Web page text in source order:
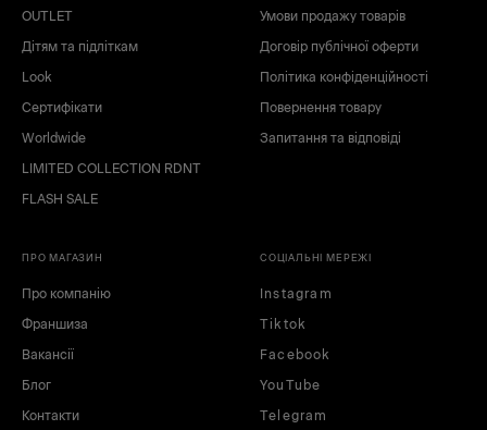
OUTLET
Дітям та підліткам
Look
Сертифікати
Worldwide
LIMITED COLLECTION RDNT
FLASH SALE
Умови продажу товарів
Договір публічної оферти
Політика конфіденційності
Повернення товару
Запитання та відповіді
ПРО МАГАЗИН
Про компанію
Франшиза
Вакансії
Блог
Контакти
СОЦІАЛЬНІ МЕРЕЖІ
Instagram
Tiktok
Facebook
YouTube
Telegram